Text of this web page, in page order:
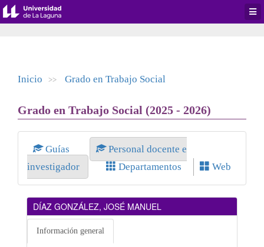
Inicio >> Grado en Trabajo Social
Grado en Trabajo Social (2025 - 2026)
Guías
Personal docente e
investigador
Departamentos Web
DÍAZ GONZÁLEZ, JOSÉ MANUEL
Información general